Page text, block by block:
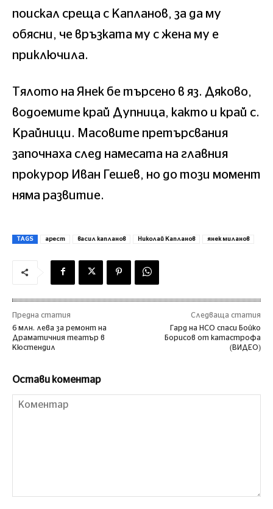
поискал среща с Капланов, за да му
обясни, че връзката му с жена му е
приключила.
Тялото на Янек бе търсено в яз. Дяково,
водоемите край Дупница, както и край с.
Крайници. Масовите претърсвания
започнаха след намесата на главния
прокурор Иван Гешев, но до този момент
няма развитие.
TAGS арест васил капланов Николай Капланов янек миланов
Предна статия
6 млн. лева за ремонт на
Драматичния театър в
Кюстендил
Следваща статия
Гард на НСО спаси Бойко
Борисов от катастрофа
(ВИДЕО)
Остави коментар